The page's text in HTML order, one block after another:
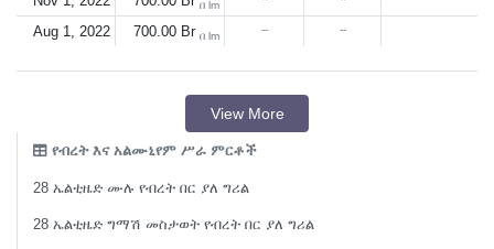
በ lm
Aug 1, 2022 700.00 Br በ lm -- --
View More
የብረት እና አልሙኒየም ሥራ ምርቶች
28 ኤልቲዜድ ሙሉ የብረት በር ያለ ግሪል
28 ኤልቲዜድ ግማሽ መስታወት የብረት በር ያለ ግሪል